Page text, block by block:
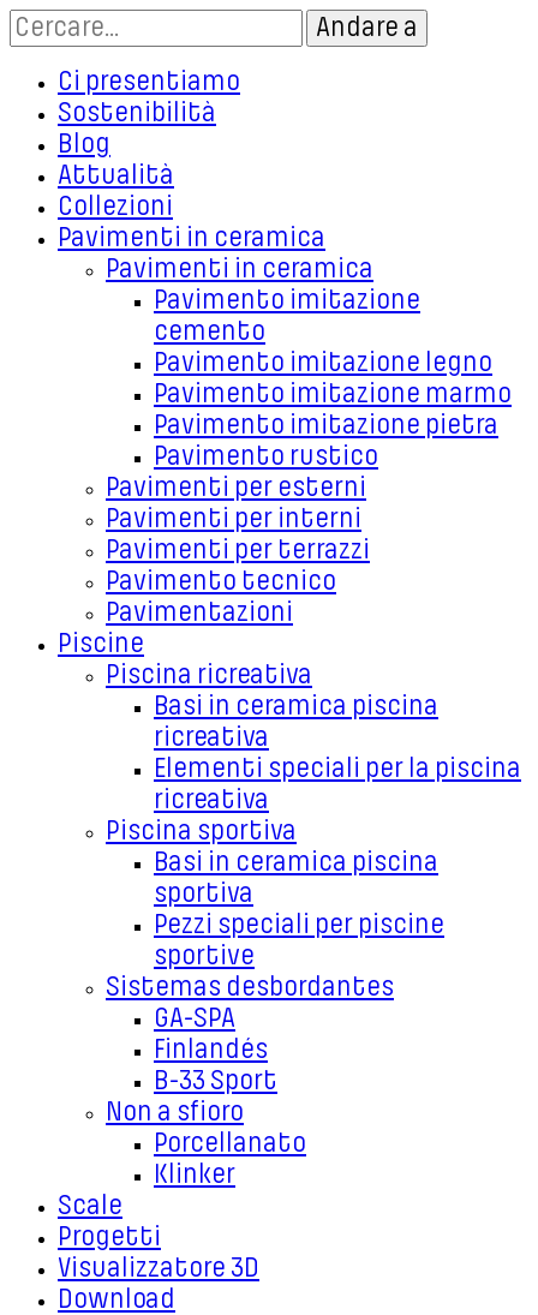
Ci presentiamo
Sostenibilità
Blog
Attualità
Collezioni
Pavimenti in ceramica
Pavimenti in ceramica
Pavimento imitazione
cemento
Pavimento imitazione legno
Pavimento imitazione marmo
Pavimento imitazione pietra
Pavimento rustico
Pavimenti per esterni
Pavimenti per interni
Pavimenti per terrazzi
Pavimento tecnico
Pavimentazioni
Piscine
Piscina ricreativa
Basi in ceramica piscina
ricreativa
Elementi speciali per la piscina
ricreativa
Piscina sportiva
Basi in ceramica piscina
sportiva
Pezzi speciali per piscine
sportive
Sistemas desbordantes
GA-SPA
Finlandés
B-33 Sport
Non a sfioro
Porcellanato
Klinker
Scale
Progetti
Visualizzatore 3D
Download